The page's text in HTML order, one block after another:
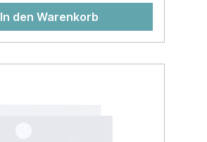
In den Warenkorb